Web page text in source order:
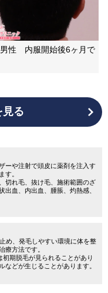
性 内服開始後6ヶ月で
見る
ーや注射で頭皮に薬剤を注入す
す。
切れ毛、抜け毛、施術範囲のざ
出血、内出血、腫脹、灼熱感、
め、発毛しやすい環境に体を整
療方法です。
初期脱毛が見られることがあり
などが生じることがあります。